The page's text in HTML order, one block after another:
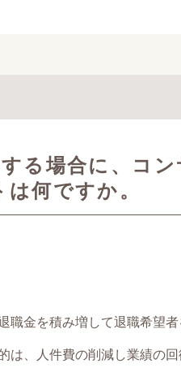
る場合に、コン
何ですか。
職金を積み増して退職希望者
は、人件費の削減し業績の回